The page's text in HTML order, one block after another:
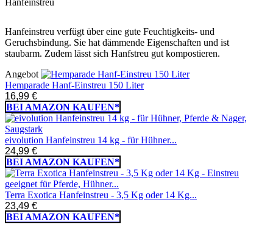
Hanfeinstreu
Hanfeinstreu verfügt über eine gute Feuchtigkeits- und
Geruchsbindung. Sie hat dämmende Eigenschaften und ist
staubarm. Zudem lässt sich Hanfstreu gut kompostieren.
Angebot
Hemparade Hanf-Einstreu 150 Liter
16,99 €
BEI AMAZON KAUFEN*
eivolution Hanfeinstreu 14 kg - für Hühner...
24,99 €
BEI AMAZON KAUFEN*
Terra Exotica Hanfeinstreu - 3,5 Kg oder 14 Kg...
23,49 €
BEI AMAZON KAUFEN*